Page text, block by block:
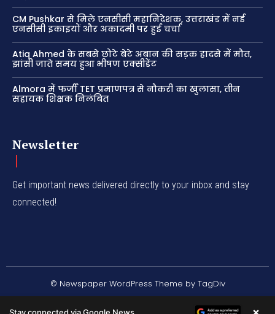
CM Pushkar से मिले एनसीसी महानिदेशक, उत्तराखंड में नई
एनसीसी इकाइयों और अकादमी पर हुई चर्चा
Atiq Ahmed के सबसे छोटे बेटे अबान की सड़क हादसे में मौत,
झांसी जाते समय हुआ भीषण एक्सीडेंट
Almora में फर्जी TET प्रमाणपत्र से नौकरी का खुलासा, तीन
सहायक शिक्षक निलंबित
Newsletter
Get important news delivered directly to your inbox and stay
connected!
© Newspaper WordPress Theme by TagDiv